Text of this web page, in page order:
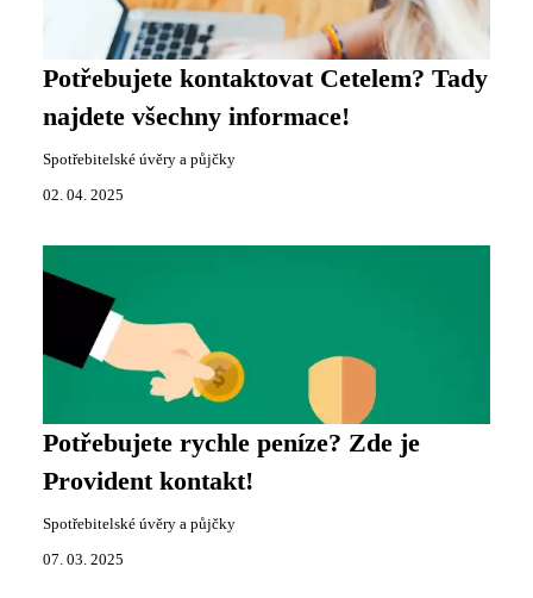
Potřebujete kontaktovat Cetelem? Tady
najdete všechny informace!
Spotřebitelské úvěry a půjčky
02. 04. 2025
Potřebujete rychle peníze? Zde je
Provident kontakt!
Spotřebitelské úvěry a půjčky
07. 03. 2025